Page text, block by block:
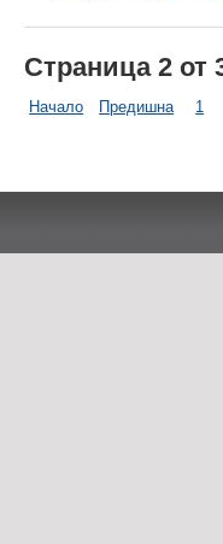
Страница 2 от
Начало Предишна 1